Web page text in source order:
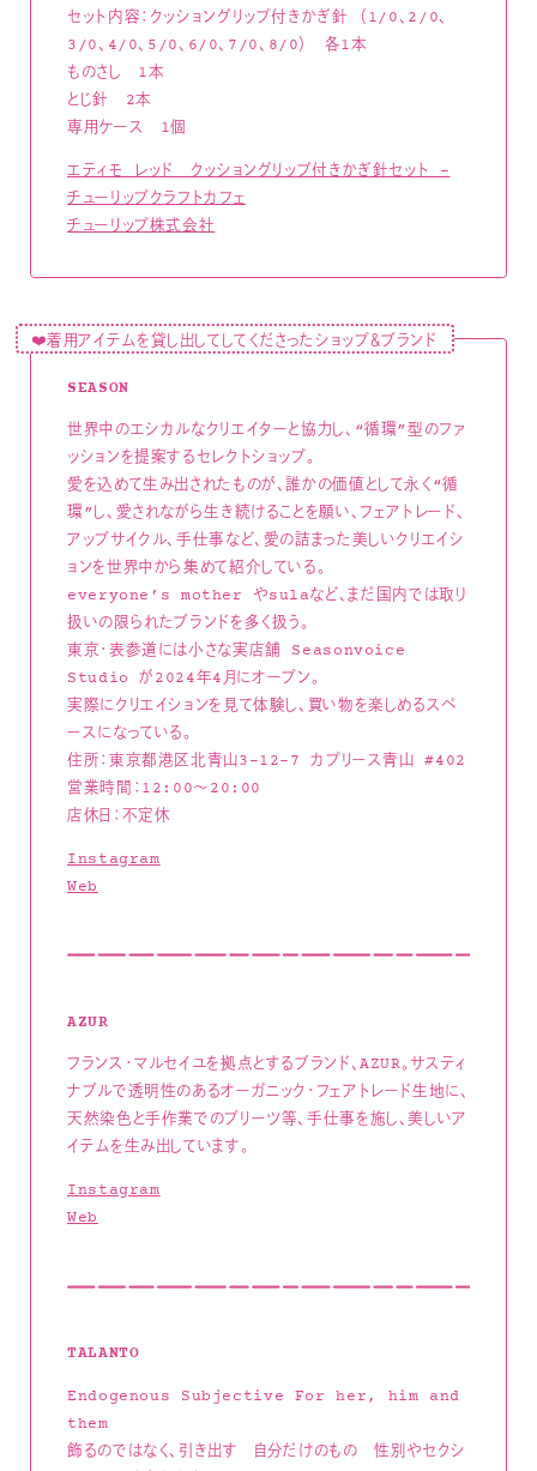
セット内容：クッショングリップ付きかぎ針 （1/0、2/0、
3/0、4/0、5/0、6/0、7/0、8/0） 各1本
ものさし 1本
とじ針 2本
専用ケース 1個
エティモ レッド クッショングリップ付きかぎ針セット –
チューリップクラフトカフェ
チューリップ株式会社
SEASON
世界中のエシカルなクリエイターと協力し、“循環”型のファ
ッションを提案するセレクトショップ。
愛を込めて生み出されたものが、誰かの価値として永く“循
環”し、愛されながら生き続けることを願い、フェアトレード、
アップサイクル、手仕事など、愛の詰まった美しいクリエイシ
ョンを世界中から集めて紹介している。
everyone’s mother やsulaなど、まだ国内では取り
扱いの限られたブランドを多く扱う。
東京・表参道には小さな実店舗 Seasonvoice
Studio が2024年4月にオープン。
実際にクリエイションを見て体験し、買い物を楽しめるスペ
ースになっている。
住所：東京都港区北青山3-12-7 カプリース青山 #402
営業時間：12:00〜20:00
店休日：不定休
Instagram
Web
AZUR
フランス・マルセイユを拠点とするブランド、AZUR。サスティ
ナブルで透明性のあるオーガニック・フェアトレード生地に、
天然染色と手作業でのプリーツ等、手仕事を施し、美しいア
イテムを生み出しています。
Instagram
Web
TALANTO
Endogenous Subjective For her, him and
them
​飾るのではなく、引き出す 自分だけのもの 性別やセクシ
❤️着用アイテムを貸し出してしてくださったショップ＆ブランド